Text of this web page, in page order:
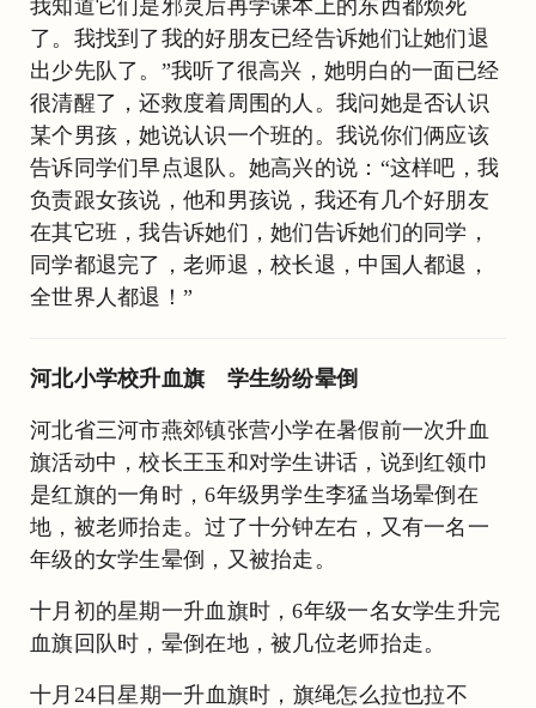
我知道它们是邪灵后再学课本上的东西都烦死
了。我找到了我的好朋友已经告诉她们让她们退
出少先队了。”我听了很高兴，她明白的一面已经
很清醒了，还救度着周围的人。我问她是否认识
某个男孩，她说认识一个班的。我说你们俩应该
告诉同学们早点退队。她高兴的说：“这样吧，我
负责跟女孩说，他和男孩说，我还有几个好朋友
在其它班，我告诉她们，她们告诉她们的同学，
同学都退完了，老师退，校长退，中国人都退，
全世界人都退！”
河北小学校升血旗 学生纷纷晕倒
河北省三河市燕郊镇张营小学在暑假前一次升血
旗活动中，校长王玉和对学生讲话，说到红领巾
是红旗的一角时，6年级男学生李猛当场晕倒在
地，被老师抬走。过了十分钟左右，又有一名一
年级的女学生晕倒，又被抬走。
十月初的星期一升血旗时，6年级一名女学生升完
血旗回队时，晕倒在地，被几位老师抬走。
十月24日星期一升血旗时，旗绳怎么拉也拉不